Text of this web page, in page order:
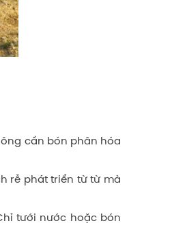
cần bón phân hóa
rễ phát triển từ từ mà
tưới nước hoặc bón